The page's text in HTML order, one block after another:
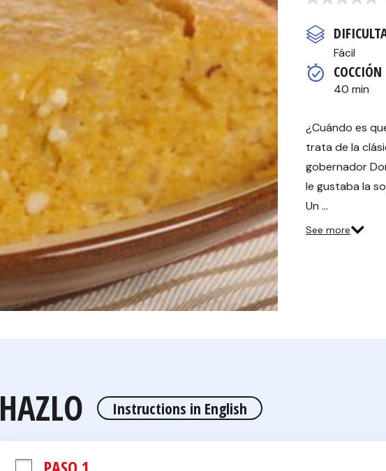
Sin
Enlace
en
misma
página.
Fácil
COCCIÓN
40 min
¿Cuándo es
trata de la
gobernador
le gustaba la
Un …
See more
HAZLO Instructions in English